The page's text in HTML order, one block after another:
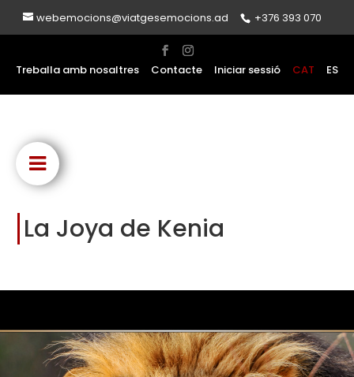
webemocions@viatgesemocions.ad +376 393 070
Treballa amb nosaltres Contacte Iniciar sessió CAT ES
La Joya de Kenia